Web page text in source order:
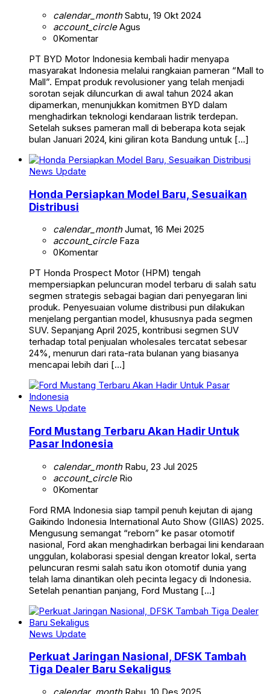
calendar_monthSabtu, 19 Okt 2024
account_circleAgus
0Komentar
PT BYD Motor Indonesia kembali hadir menyapa
masyarakat Indonesia melalui rangkaian pameran “Mall to
Mall”. Empat produk revolusioner yang telah menjadi
sorotan sejak diluncurkan di awal tahun 2024 akan
dipamerkan, menunjukkan komitmen BYD dalam
menghadirkan teknologi kendaraan listrik terdepan.
Setelah sukses pameran mall di beberapa kota sejak
bulan Januari 2024, kini giliran kota Bandung untuk […]
News Update
Honda Persiapkan Model Baru, Sesuaikan
Distribusi
calendar_monthJumat, 16 Mei 2025
account_circleFaza
0Komentar
PT Honda Prospect Motor (HPM) tengah
mempersiapkan peluncuran model terbaru di salah satu
segmen strategis sebagai bagian dari penyegaran lini
produk. Penyesuaian volume distribusi pun dilakukan
menjelang pergantian model, khususnya pada segmen
SUV. Sepanjang April 2025, kontribusi segmen SUV
terhadap total penjualan wholesales tercatat sebesar
24%, menurun dari rata-rata bulanan yang biasanya
mencapai lebih dari […]
News Update
Ford Mustang Terbaru Akan Hadir Untuk
Pasar Indonesia
calendar_monthRabu, 23 Jul 2025
account_circleRio
0Komentar
Ford RMA Indonesia siap tampil penuh kejutan di ajang
Gaikindo Indonesia International Auto Show (GIIAS) 2025.
Mengusung semangat “reborn” ke pasar otomotif
nasional, Ford akan menghadirkan berbagai lini kendaraan
unggulan, kolaborasi spesial dengan kreator lokal, serta
peluncuran resmi salah satu ikon otomotif dunia yang
telah lama dinantikan oleh pecinta legacy di Indonesia.
Setelah penantian panjang, Ford Mustang […]
News Update
Perkuat Jaringan Nasional, DFSK Tambah
Tiga Dealer Baru Sekaligus
calendar_monthRabu, 10 Des 2025